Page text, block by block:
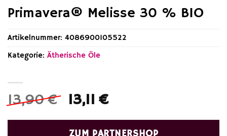
Primavera® Melisse 30 % BIO
13,90€ Ursprünglicher
war:
13,11 €Aktueller
ist:
Artikelnummer: 4086900105522
Kategorie: Ätherische Öle